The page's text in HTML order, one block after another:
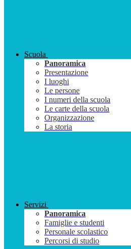
Scuola
Panoramica
Presentazione
I luoghi
Le persone
I numeri della scuola
Le carte della scuola
Organizzazione
La storia
Servizi
Panoramica
Famiglie e studenti
Personale scolastico
Percorsi di studio